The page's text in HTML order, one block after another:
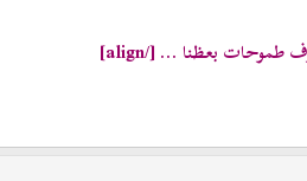
طموحات بعظنا ... [/align]